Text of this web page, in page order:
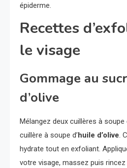
épiderme.
Recettes
le visage
Gommage au
d’olive
Mélangez deux cuillères à soupe
cuillère à soupe d’huile d’olive.
hydrate tout en exfoliant.
votre visage, massez puis rincez